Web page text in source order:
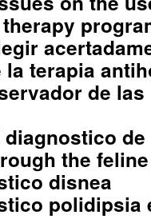
terapia
de
the
disnea
polidipsia